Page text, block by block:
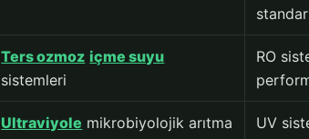
Ters ozmoz içme suyu
sistemleri
RO
Ultraviyole mikrobiyolojik arıtma
UV